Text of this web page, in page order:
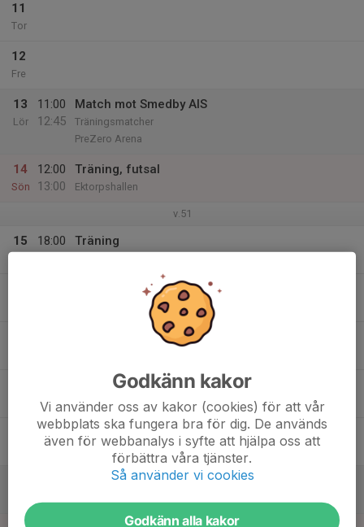
11
Tor
12
Fre
13
Lör
11:00
12:45
Match mot Smedby AIS
Träningsmatcher
PreZero Arena
14
Sön
12:00
13:00
Träning, futsal
Ektorpshallen
v.51
15
18:00
Träning
Godkänn kakor
Vi använder oss av kakor (cookies) för att vår
webbplats ska fungera bra för dig. De används
även för webbanalys i syfte att hjälpa oss att
förbättra våra tjänster.
Så använder vi cookies
Godkänn alla kakor